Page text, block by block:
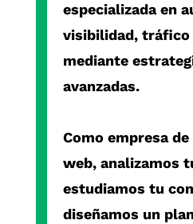
especializada en
visibilidad, tráfico
mediante
avanzadas.
Como empresa
web, analizamos
estudiamos tu
diseñamos un